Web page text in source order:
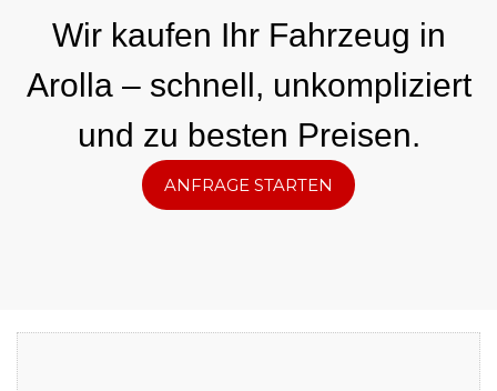
Wir kaufen Ihr Fahrzeug in
Arolla – schnell, unkompliziert
und zu besten Preisen.
ANFRAGE STARTEN